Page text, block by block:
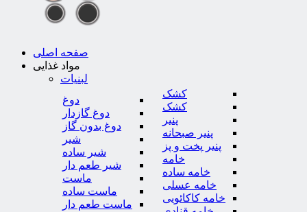
صفحه اصلی
مواد غذایی
لبنیات
کشک
کشک
پنیر
پنیر صبحانه
پنیر پخت و پز
خامه
خامه ساده
خامه عسلی
خامه کاکائویی
دوغ
دوغ گازدار
دوغ بدون گاز
شیر
شیر ساده
شیر طعم دار
ماست
ماست ساده
ماست طعم دار